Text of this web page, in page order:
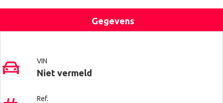
Gegevens
VIN
Niet vermeld
Ref.